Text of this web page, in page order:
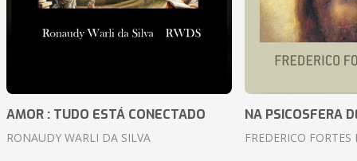
AMOR : TUDO ESTÁ CONECTADO
RONAUDY WARLI DA SILVA
NA PSICOSFERA
FREDERICO FORTES